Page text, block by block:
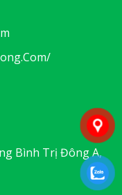
Bình Trị Đông A,